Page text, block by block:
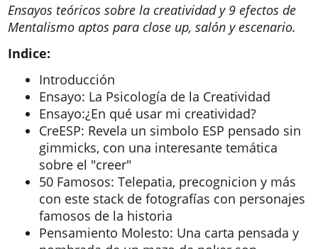
Ensayos teóricos sobre la creatividad y 9 efectos de
Mentalismo aptos para close up, salón y escenario.
Indice:
Introducción
Ensayo: La Psicología de la Creatividad
Ensayo:¿En qué usar mi creatividad?
CreESP: Revela un simbolo ESP pensado sin
gimmicks, con una interesante temática
sobre el "creer"
50 Famosos: Telepatia, precognicion y más
con este stack de fotografías con personajes
famosos de la historia
Pensamiento Molesto: Una carta pensada y